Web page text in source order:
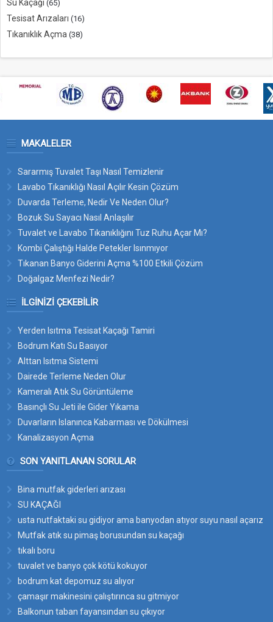
Su Kaçağı (65)
Tesisat Arızaları (16)
Tıkanıklık Açma (38)
MAKALELER
Sararmış Tuvalet Taşı Nasıl Temizlenir
Lavabo Tıkanıklığı Nasıl Açılır Kesin Çözüm
Duvarda Terleme, Nedir Ve Neden Olur?
Bozuk Su Sayacı Nasıl Anlaşılır
Tuvalet ve Lavabo Tıkanıklığını Tuz Ruhu Açar Mı?
Kombi Çalıştığı Halde Petekler Isınmıyor
Tıkanan Banyo Giderini Açma %100 Etkili Çözüm
Doğalgaz Menfezi Nedir?
İLGINIZI ÇEKEBILIR
Yerden Isıtma Tesisat Kaçağı Tamiri
Bodrum Katı Su Basıyor
Alttan Isıtma Sistemi
Dairede Terleme Neden Olur
Kameralı Atık Su Görüntüleme
Basınçlı Su Jeti ile Gider Yıkama
Duvarların Islanınca Kabarması ve Dökülmesi
Kanalizasyon Açma
SON YANITLANAN SORULAR
Bina mutfak giderleri arızası
SU KAÇAĞI
usta nutfaktaki su gidiyor ama banyodan atıyor suyu nasıl açarız
bu suyun yerini
Mutfak atık su pimaş borusundan su kaçağı
tıkalı boru
tuvalet ve banyo çok kötü kokuyor
bodrum kat depomuz su alıyor
çamaşır makinesini çalıştırınca su gitmiyor
Balkonun taban fayansından su çıkıyor